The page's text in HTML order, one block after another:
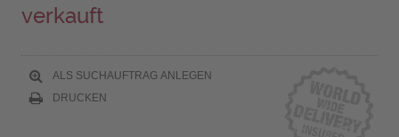
verkauft
ALS SUCHAUFTRAG ANLEGEN
DRUCKEN